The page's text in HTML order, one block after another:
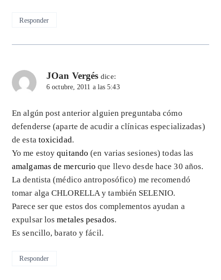
Responder
JOan Vergés dice:
6 octubre, 2011 a las 5:43
En algún post anterior alguien preguntaba cómo
defenderse (aparte de acudir a clínicas especializadas)
de esta toxicidad.
Yo me estoyquitando(en varias sesiones) todas las
amalgamas de mercurio que llevo desde hace 30 años.
La dentista (médico antroposófico) me recomendó
tomar alga CHLORELLA y también SELENIO.
Parece ser que estos dos complementos ayudan a
expulsar losmetales pesados.
Es sencillo, barato y fácil.
Responder